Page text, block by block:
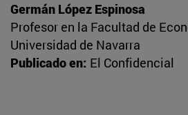
Germán López Espinosa
Profesor en la Facultad de
Universidad de Navarra
Publicado en: El Confidencial